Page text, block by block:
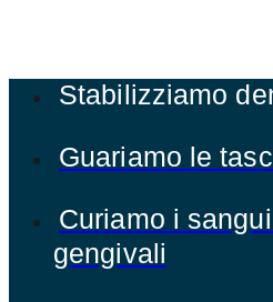
Stabilizziamo
Guariamo le
Curiamo i
gengivali